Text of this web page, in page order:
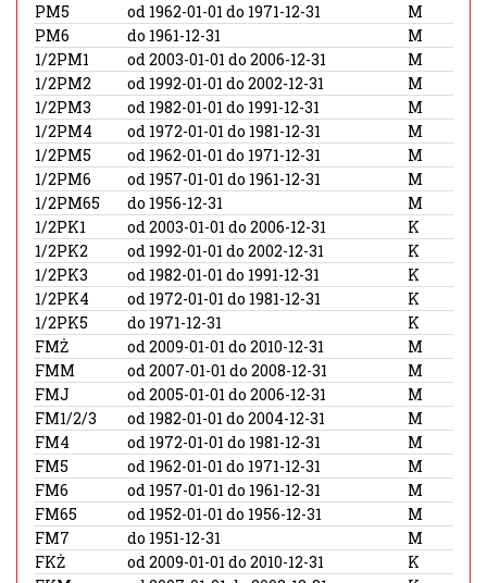
PM5
od 1962-01-01 do 1971-12-31
M
PM6
do 1961-12-31
M
1/2PM1
od 2003-01-01 do 2006-12-31
M
1/2PM2
od 1992-01-01 do 2002-12-31
M
1/2PM3
od 1982-01-01 do 1991-12-31
M
1/2PM4
od 1972-01-01 do 1981-12-31
M
1/2PM5
od 1962-01-01 do 1971-12-31
M
1/2PM6
od 1957-01-01 do 1961-12-31
M
1/2PM65
do 1956-12-31
M
1/2PK1
od 2003-01-01 do 2006-12-31
K
1/2PK2
od 1992-01-01 do 2002-12-31
K
1/2PK3
od 1982-01-01 do 1991-12-31
K
1/2PK4
od 1972-01-01 do 1981-12-31
K
1/2PK5
do 1971-12-31
K
FMŻ
od 2009-01-01 do 2010-12-31
M
FMM
od 2007-01-01 do 2008-12-31
M
FMJ
od 2005-01-01 do 2006-12-31
M
FM1/2/3
od 1982-01-01 do 2004-12-31
M
FM4
od 1972-01-01 do 1981-12-31
M
FM5
od 1962-01-01 do 1971-12-31
M
FM6
od 1957-01-01 do 1961-12-31
M
FM65
od 1952-01-01 do 1956-12-31
M
FM7
do 1951-12-31
M
FKŻ
od 2009-01-01 do 2010-12-31
K